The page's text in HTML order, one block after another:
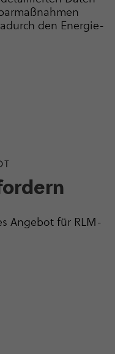
den Ener­gie­
Angebot für RLM-